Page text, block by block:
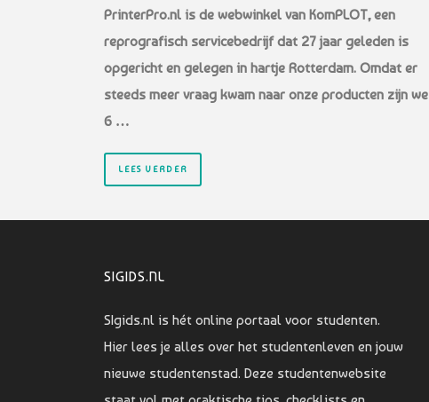
PrinterPro.nl is de webwinkel van KomPLOT, een
reprografisch servicebedrijf dat 27 jaar geleden is
opgericht en gelegen in hartje Rotterdam. Omdat er
steeds meer vraag kwam naar onze producten zijn we
6 …
LEES VERDER
SIGIDS.NL
SIgids.nl is hét online portaal voor studenten.
Hier lees je alles over het studentenleven en jouw
nieuwe studentenstad. Deze studentenwebsite